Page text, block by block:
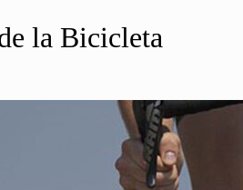
la Bicicleta